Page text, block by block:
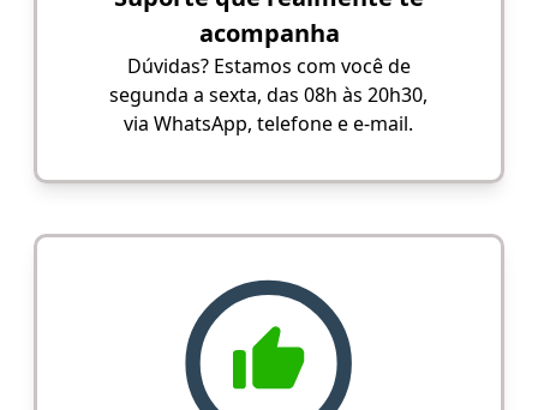
acompanha
Dúvidas? Estamos com você de
segunda a sexta, das 08h às 20h30,
via WhatsApp, telefone e e-mail.